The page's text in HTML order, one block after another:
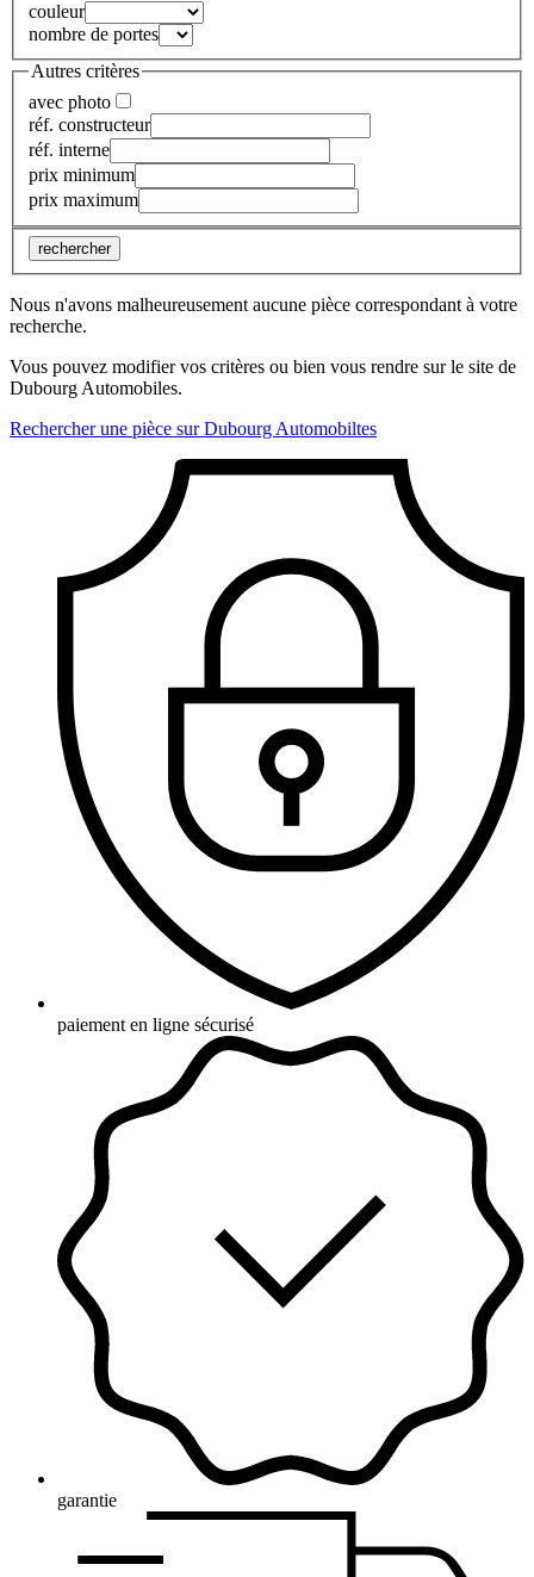
couleur
nombre de portes
Autres critères
avec photo
réf. constructeur
réf. interne
prix minimum
prix maximum
rechercher
Nous n'avons malheureusement aucune pièce correspondant à votre
recherche.
Vous pouvez modifier vos critères ou bien vous rendre sur le site de
Dubourg Automobiles.
Rechercher une pièce sur Dubourg Automobiltes
paiement en ligne sécurisé
garantie